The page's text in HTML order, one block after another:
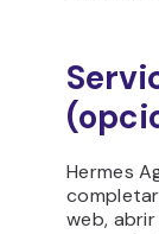
Hermes
web,